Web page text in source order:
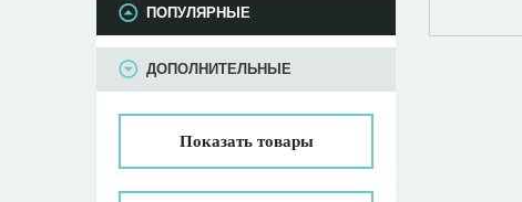
ПАРАМЕТРЫ
ПОПУЛЯРНЫЕ
ДОПОЛНИТЕЛЬНЫЕ
Показатьтовары